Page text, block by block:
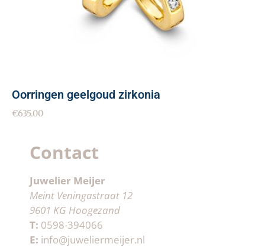
Oorringen geelgoud zirkonia
€635.00
Contact
Juwelier Meijer
Meint Veningastraat 12
9601 KG Hoogezand
T: 0598-394066
E: info@juweliermeijer.nl